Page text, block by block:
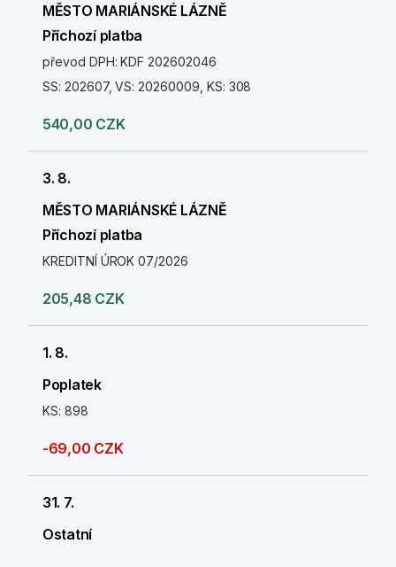
MĚSTO MARIÁNSKÉ LÁZNĚ
Příchozí platba
převod DPH: KDF 202602046
SS: 202607, VS: 20260009, KS: 308
540,00 CZK
3. 8.
MĚSTO MARIÁNSKÉ LÁZNĚ
Příchozí platba
KREDITNÍ ÚROK 07/2026
205,48 CZK
1. 8.
Poplatek
KS: 898
-69,00 CZK
31. 7.
Ostatní